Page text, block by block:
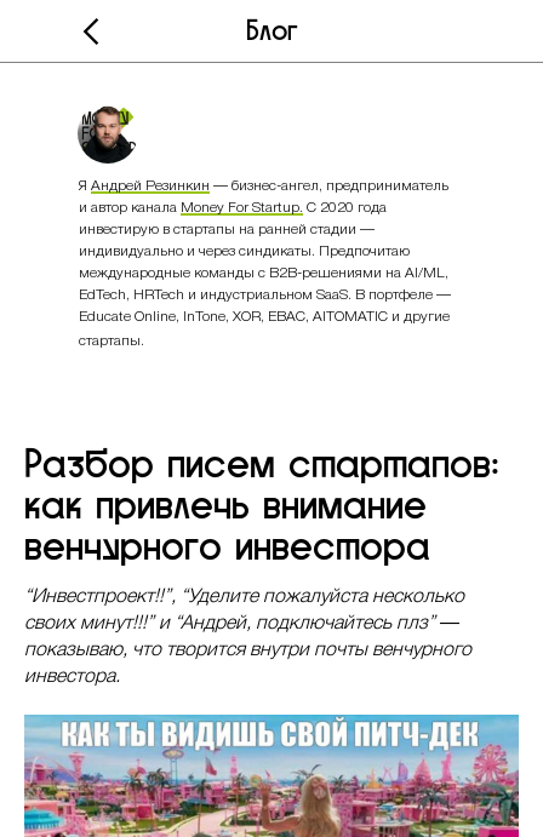
Блог
Я Андрей Резинкин — бизнес-ангел, предприниматель
и автор канала Money For Startup. С 2020 года
инвестирую в стартапы на ранней стадии —
индивидуально и через синдикаты. Предпочитаю
международные команды с B2B-решениями на AI/ML,
EdTech, HRTech и индустриальном SaaS. В портфеле —
Educate Online, InTone, XOR, EBAC, AITOMATIC и другие
стартапы.
Разбор писем стартапов:
как привлечь внимание
венчурного инвестора
“Инвестпроект!!”, “Уделите пожалуйста несколько
своих минут!!!” и “Андрей, подключайтесь плз” ―
показываю, что творится внутри почты венчурного
инвестора.